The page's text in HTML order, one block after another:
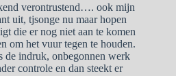
verontrustend…. ook mijn
uit, tjsonge nu maar hopen
die er nog niet aan te komen
om het vuur tegen te houden.
de indruk, onbegonnen werk
controle en dan steekt er